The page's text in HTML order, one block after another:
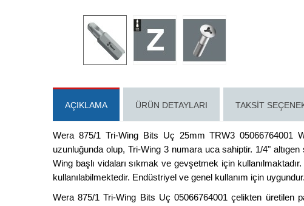
AÇIKLAMA ÜRÜN DETAYLARI TAKSIT
Wera 875/1 Tri-Wing Bits Uç 25mm TRW3 05066764001
uzunluğunda olup, Tri-Wing 3 numara uca sahiptir. 1/4"
Wing başlı vidaları sıkmak ve gevşetmek için
kullanılabilmektedir. Endüstriyel ve genel kullanım için uygundur.
Wera 875/1 Tri-Wing Bits Uç 05066764001 çelikten üretilen